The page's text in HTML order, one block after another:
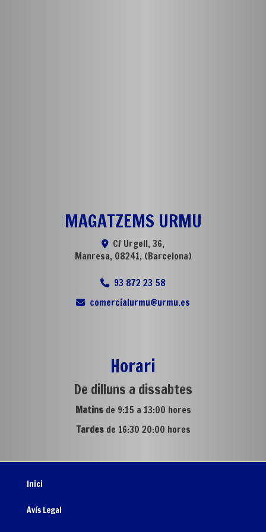
MAGATZEMS URMU
C/ Urgell, 36,
Manresa, 08241, (Barcelona)
93 872 23 58
comercialurmu urmu.es
Horari
De dilluns a dissabtes
Matinsde 9:15 a 13:00 hores
Tardesde 16:30 20:00 hores
Inici
Avís Legal